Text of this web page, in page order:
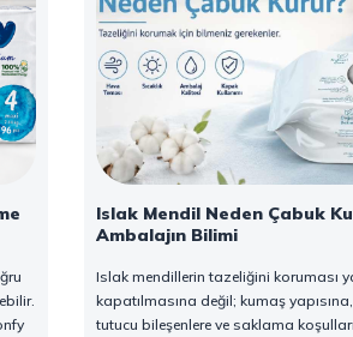
Islak Mendil Neden Çabuk
Ambalajın Bilimi
Islak mendillerin tazeliğini koruması
kapatılmasına değil; kumaş
tutucu bileşenlere ve saklama